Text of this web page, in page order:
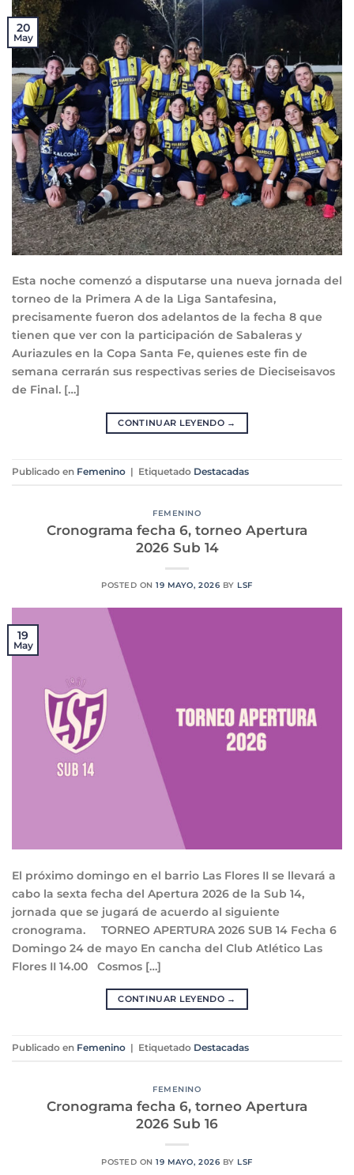
20
May
Esta noche comenzó a disputarse una nueva jornada del
torneo de la Primera A de la Liga Santafesina,
precisamente fueron dos adelantos de la fecha 8 que
tienen que ver con la participación de Sabaleras y
Auriazules en la Copa Santa Fe, quienes este fin de
semana cerrarán sus respectivas series de Dieciseisavos
de Final. […]
CONTINUAR LEYENDO →
Publicado en Femenino | Etiquetado Destacadas
FEMENINO
Cronograma fecha 6, torneo Apertura
2026 Sub 14
POSTED ON19 MAYO, 2026 BY LSF
19
May
El próximo domingo en el barrio Las Flores II se llevará a
cabo la sexta fecha del Apertura 2026 de la Sub 14,
jornada que se jugará de acuerdo al siguiente
cronograma. TORNEO APERTURA 2026 SUB 14 Fecha 6
Domingo 24 de mayo En cancha del Club Atlético Las
Flores II 14.00 Cosmos […]
CONTINUAR LEYENDO →
Publicado en Femenino Etiquetado Destacadas
FEMENINO
Cronograma fecha 6, torneo Apertura
2026 Sub 16
POSTED ON19 MAYO, 2026 BY LSF